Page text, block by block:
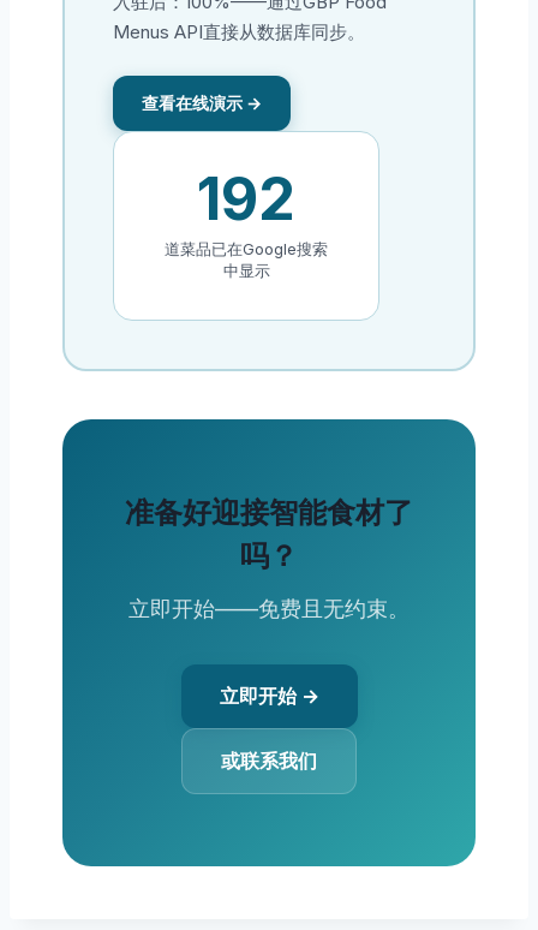
Menus API直接从数据库同步。
查看在线演示 →
192
道菜品已在Google搜索
中显示
准备好迎接智能食材了
吗？
立即开始——免费且无约束。
立即开始 →
或联系我们